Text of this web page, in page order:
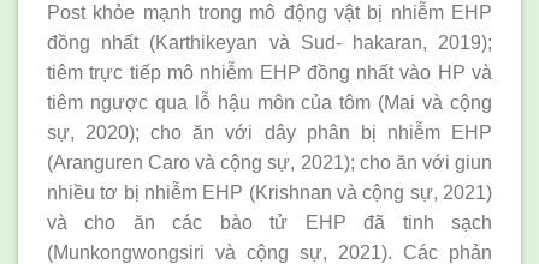
Post khỏe mạnh trong mô động vật bị nhiễm EHP
đồng nhất (Karthikeyan và Sud- hakaran, 2019);
tiêm trực tiếp mô nhiễm EHP đồng nhất vào HP và
tiêm ngược qua lỗ hậu môn của tôm (Mai và cộng
sự, 2020); cho ăn với dây phân bị nhiễm EHP
(Aranguren Caro và cộng sự, 2021); cho ăn với giun
nhiều tơ bị nhiễm EHP (Krishnan và cộng sự, 2021)
và cho ăn các bào tử EHP đã tinh sạch
(Munkongwongsiri và cộng sự, 2021). Các phản